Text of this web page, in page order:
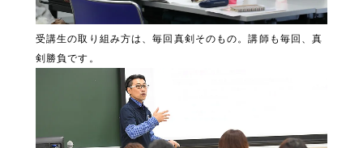
受講生の取り組み方は、毎回真剣そのもの。講師も毎回、真
剣勝負です。